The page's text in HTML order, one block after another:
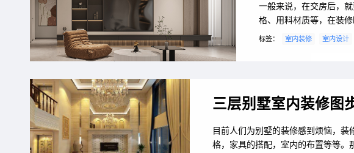
一般来说，在交房后，
格、用料材质等，在装
国家早已出台了法律法
标签： 室内装修 室内设计
三层别墅室内装修图
目前人们为别墅的装修感到烦恼，
格，家具的搭配，室内的布置等等。